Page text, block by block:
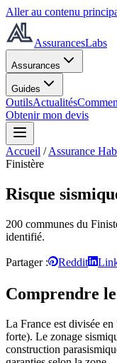
Aller au contenu
AssurancesLabs
Assurances
Guides
OutilsActualités
Obtenir mon devis
Accueil /Assurance
Finistère
Risque
200 communes du
identifié.
Partager : Reddit
Comprendre
La France est divisée
forte). Le zonage
construction